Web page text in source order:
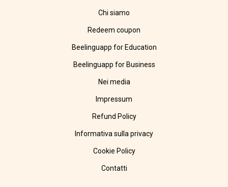
Chi siamo
Redeem coupon
Beelinguapp for Education
Beelinguapp for Business
Nei media
Impressum
Refund Policy
Informativa sulla privacy
Cookie Policy
Contatti